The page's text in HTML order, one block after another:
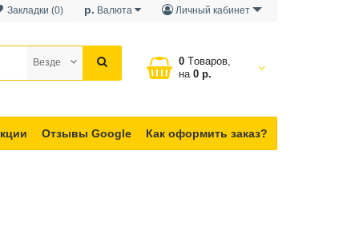
Личный кабинет
р. Валюта
Закладки (0)
0 Tоваров,
на
0 р.
Везде
Отзывы Google Как оформить заказ?